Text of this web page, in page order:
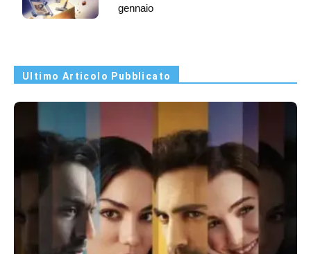
gennaio
Ultimo Articolo Pubblicato